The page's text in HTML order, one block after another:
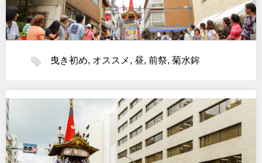
曳き初め, オススメ , 昼, 前祭, 菊水鉾